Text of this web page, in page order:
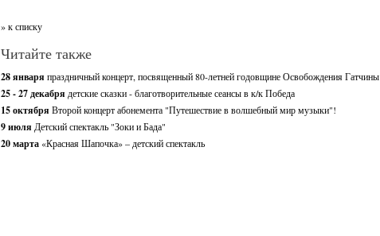
» к списку
Читайте также
28 январяпраздничный концерт, посвященный 80-летней годовщине Освобождения Гатчины
25 - 27 декабрядетские сказки - благотворительные сеансы в к/к Победа
15 октябряВторой концерт абонемента "Путешествие в волшебный мир музыки"!
9 июляДетский спектакль "Зоки и Бада"
20 марта«Красная Шапочка» – детский спектакль